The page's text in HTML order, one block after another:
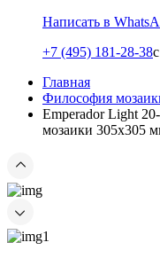
Написать в
+7 (495) 181-28-38
Главная
Философия
Emperador Light
мозаики 305x305